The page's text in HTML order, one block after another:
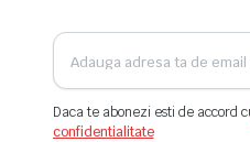
Daca te abonezi esti de accord
confidentialitate